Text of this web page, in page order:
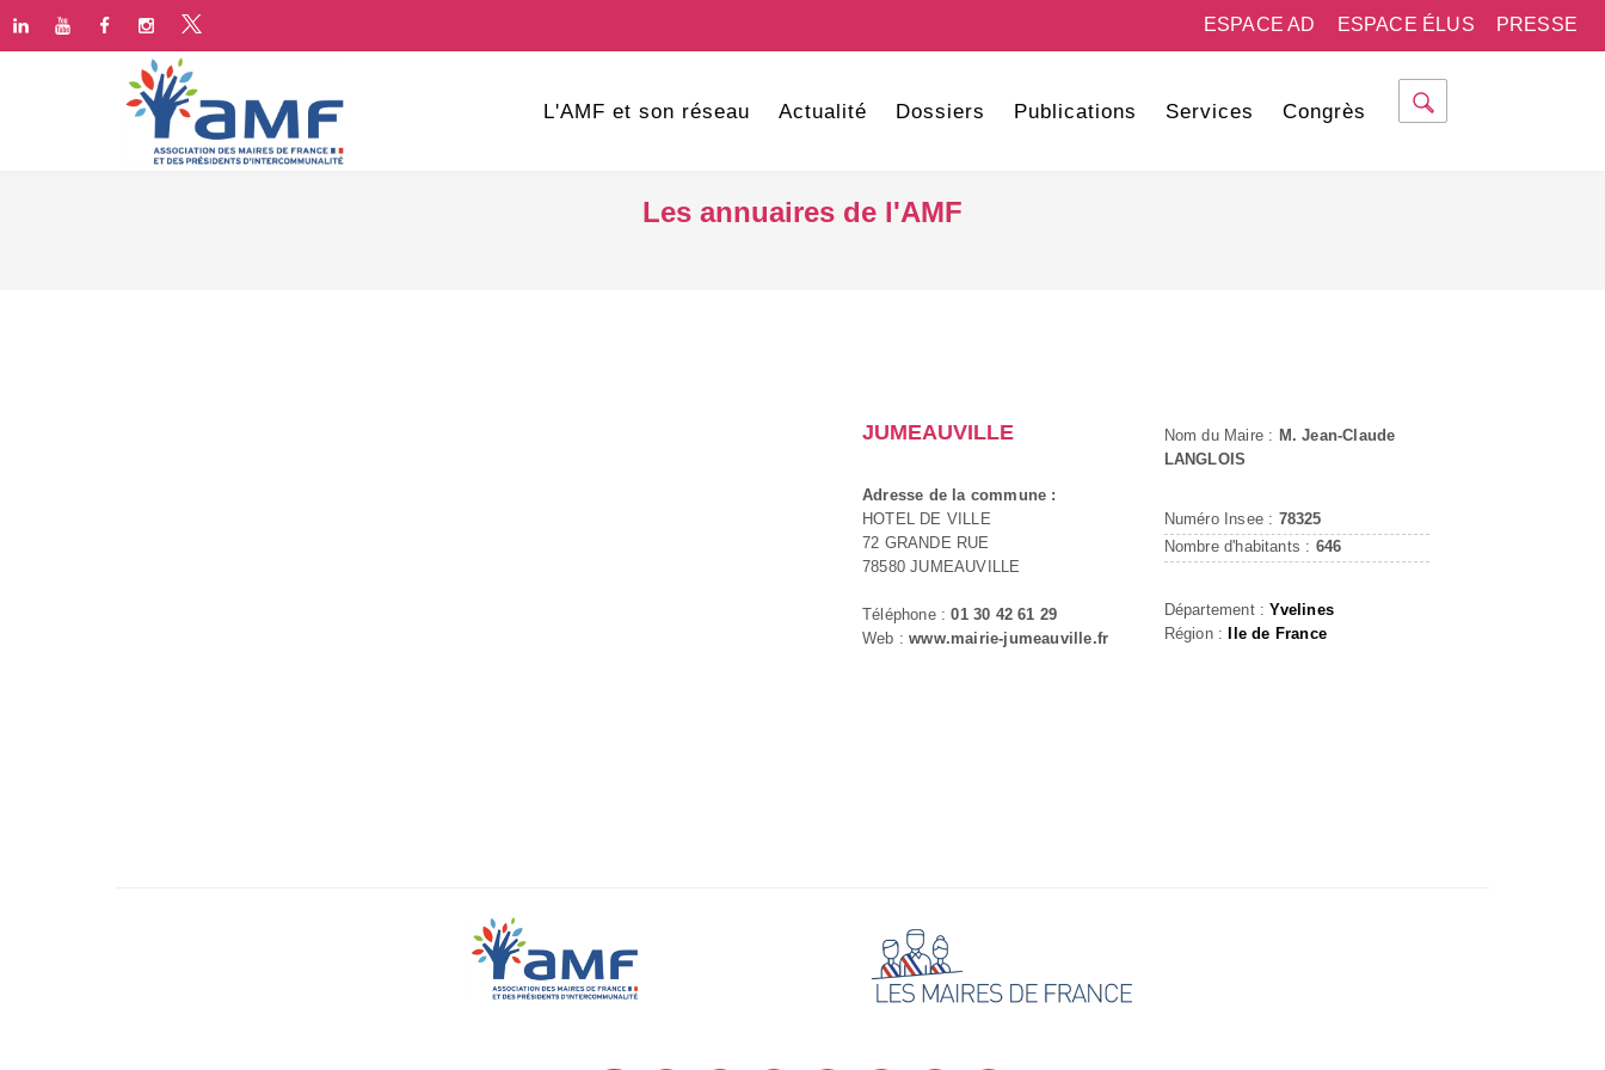
PRESSE
ESPACE ÉLUS
ESPACE AD
L'AMF et son réseau Actualité Dossiers Publications Services Congrès
Les annuaires de l'AMF
JUMEAUVILLE
Adresse de la commune :
HOTEL DE VILLE
72 GRANDE RUE
78580 JUMEAUVILLE
Téléphone :01 30 42 61 29
Web :www.mairie-jumeauville.fr
Nom du Maire : M. Jean-Claude
LANGLOIS
Numéro Insee : 78325
Nombre d'habitants : 646
Département :Yvelines
Région :
Ile de France